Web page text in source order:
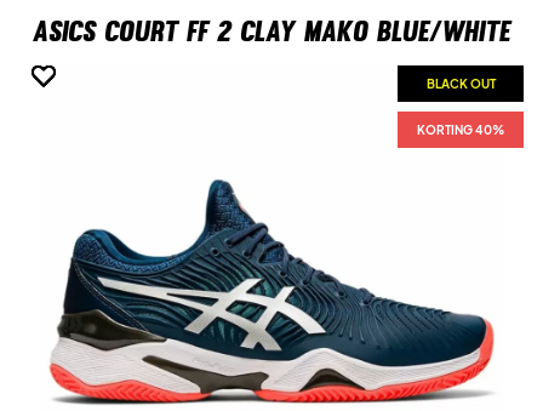
Asics Court FF 2 Clay Mako Blue/White
BLACK OUT
KORTING 40%
BLACK OUT
KORTING 40%
BLACK OUT
KORTING 40%
BLACK OUT
KORTING 40%
BLACK OUT
KORTING 40%
BLACK OUT
KORTING 40%
BLACK OUT
KORTING 40%